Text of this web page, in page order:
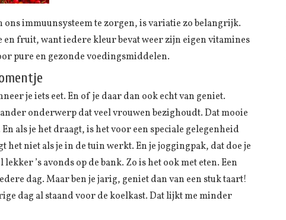
ons immuunsysteem te zorgen, is variatie zo belangrijk.
en fruit, want iedere kleur bevat weer zijn eigen vitamines
pure en gezonde voedingsmiddelen.
je iets eet. En of je daar dan ook echt van geniet.
onderwerp dat veel vrouwen bezighoudt. Dat mooie
als je het draagt, is het voor een speciale gelegenheid
het niet als je in de tuin werkt. En je joggingpak, dat doe je
’s avonds op de bank. Zo is het ook met eten. Een
dag. Maar ben je jarig, geniet dan van een stuk taart!
dag al staand voor de koelkast. Dat lijkt me minder